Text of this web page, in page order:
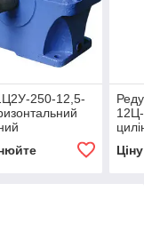
250-12,5-